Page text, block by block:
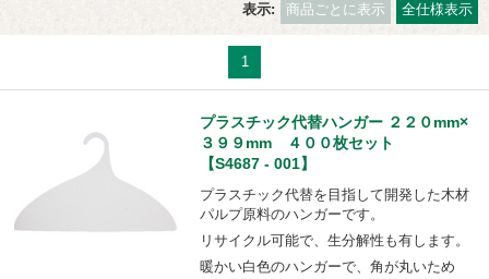
表示: 商品ごとに表示 全仕様表示
1
プラスチック代替ハンガー ２２０mm×
３９９mm ４００枚セット
【S4687 - 001】
プラスチック代替を目指して開発した木材
パルプ原料のハンガーです。
リサイクル可能で、生分解性も有します。
暖かい白色のハンガーで、角が丸いため